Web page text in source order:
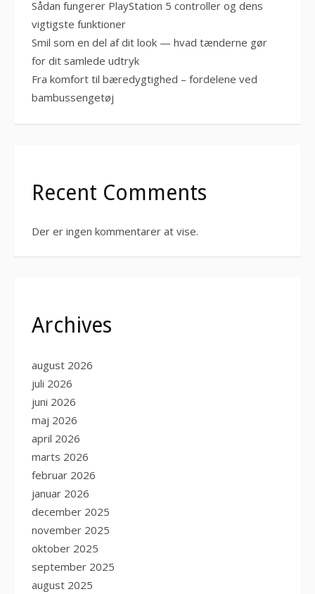
Sådan fungerer PlayStation 5 controller og dens
vigtigste funktioner
Smil som en del af dit look — hvad tænderne gør
for dit samlede udtryk
Fra komfort til bæredygtighed – fordelene ved
bambussengetøj
Recent Comments
Der er ingen kommentarer at vise.
Archives
august 2026
juli 2026
juni 2026
maj 2026
april 2026
marts 2026
februar 2026
januar 2026
december 2025
november 2025
oktober 2025
september 2025
august 2025